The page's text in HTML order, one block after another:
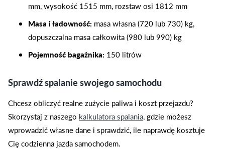
mm, wysokość 1515 mm, rozstaw osi 1812 mm
Masa i ładowność: masa własna (720 lub 730) kg,
dopuszczalna masa całkowita (980 lub 990) kg
Pojemność bagażnika: 150 litrów
Sprawdź spalanie swojego samochodu
Chcesz obliczyć realne zużycie paliwa i koszt przejazdu?
Skorzystaj z naszego kalkulatora spalania, gdzie możesz
wprowadzić własne dane i sprawdzić, ile naprawdę kosztuje
Cię codzienna jazda samochodem.